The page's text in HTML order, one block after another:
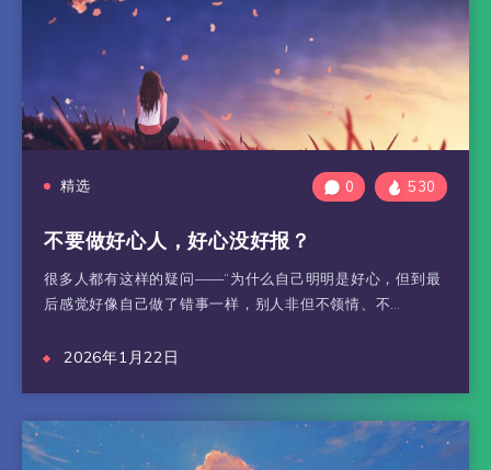
精选 0 530
不要做好心人，好心没好报？
很多人都有这样的疑问——“为什么自己明明是好心，但到最
后感觉好像自己做了错事一样，别人非但不领情、不…
2026年1月22日